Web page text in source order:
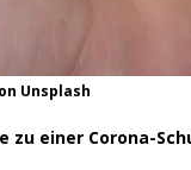
Unsplash
zu einer Corona-